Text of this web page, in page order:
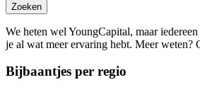
Zoeken
We heten wel YoungCapital, maar
je al wat meer ervaring hebt. Meer weten?
Bijbaantjes per regio